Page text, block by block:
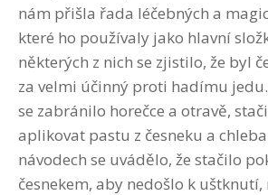
nám přišla řada léčebných a
které ho používaly jako hlavní
některých z nich se zjistilo, že byl
za velmi účinný proti hadímu
se zabránilo horečce a otravě,
aplikovat pastu z česneku a
návodech se uvádělo, že stačilo
česnekem, aby nedošlo k uštknutí,